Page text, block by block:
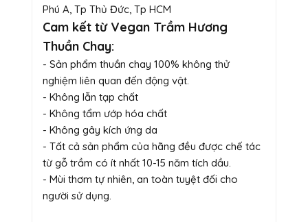
Phú A, Tp Thủ Đức, Tp HCM
Cam kết từ Vegan Trầm Hương
Thuần Chay:
- Sản phẩm thuần chay 100% không thử
nghiệm liên quan đến động vật.
- Không lẫn tạp chất
- Không tẩm ướp hóa chất
- Không gây kích ứng da
- Tất cả sản phẩm của hãng đều được chế tác
từ gỗ trầm có ít nhất 10-15 năm tích dầu.
- Mùi thơm tự nhiên, an toàn tuyệt đối cho
người sử dụng.